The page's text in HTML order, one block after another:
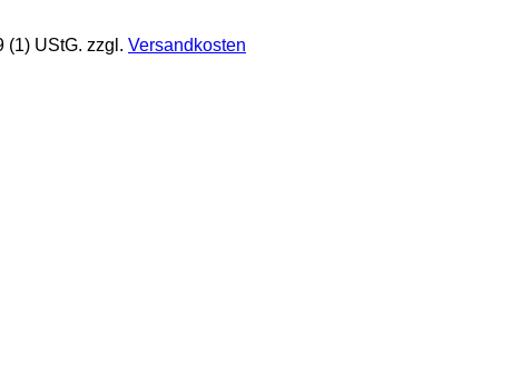
(1) UStG. zzgl. Versandkosten